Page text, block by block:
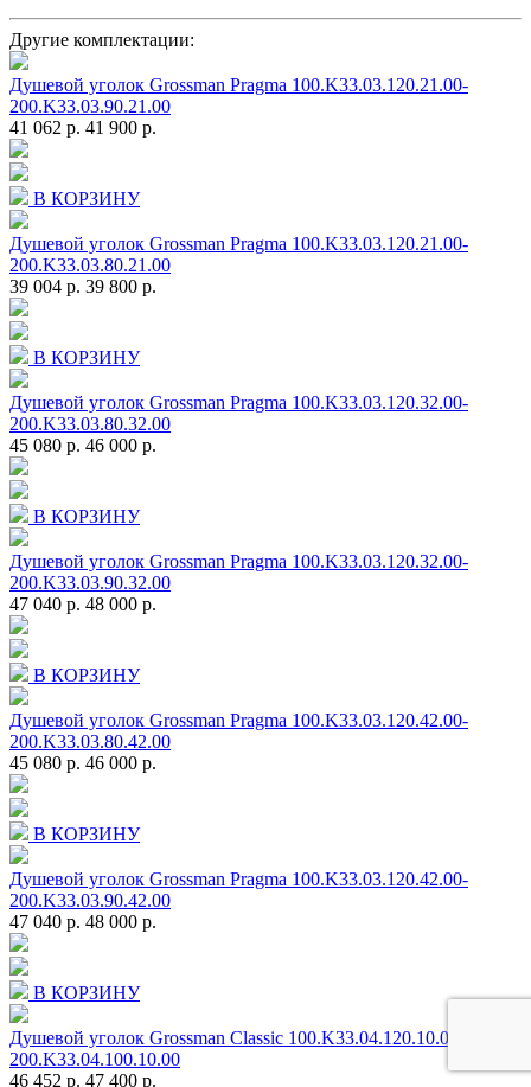
Другие комплектации:
Душевой уголок Grossman Pragma 100.K33.03.120.21.00-
200.K33.03.90.21.00
41 062 р. 41 900 р.
В КОРЗИНУ
Душевой уголок Grossman Pragma 100.K33.03.120.21.00-
200.K33.03.80.21.00
39 004 р. 39 800 р.
В КОРЗИНУ
Душевой уголок Grossman Pragma 100.K33.03.120.32.00-
200.K33.03.80.32.00
45 080 р. 46 000 р.
В КОРЗИНУ
Душевой уголок Grossman Pragma 100.K33.03.120.32.00-
200.K33.03.90.32.00
47 040 р. 48 000 р.
В КОРЗИНУ
Душевой уголок Grossman Pragma 100.K33.03.120.42.00-
200.K33.03.80.42.00
45 080 р. 46 000 р.
В КОРЗИНУ
Душевой уголок Grossman Pragma 100.K33.03.120.42.00-
200.K33.03.90.42.00
47 040 р. 48 000 р.
В КОРЗИНУ
Душевой уголок Grossman Classic 100.K33.04.120.10.00-
200.K33.04.100.10.00
46 452 р. 47 400 р.